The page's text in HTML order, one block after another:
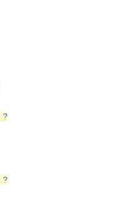
?
?